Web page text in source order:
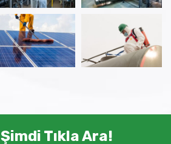
Şimdi Tıkla Ara!